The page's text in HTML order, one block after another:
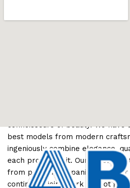
connoisseurs of beauty. We
best models from modern
ingeniously combine elegance,
each product unit. Our
from proven companies. Who
continuous joint work did not